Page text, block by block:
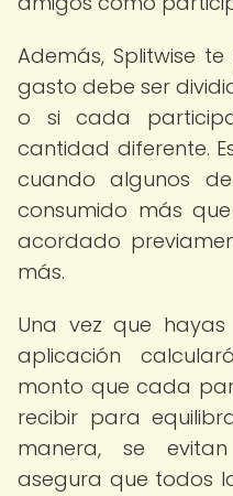
Además, Splitwise
gasto debe ser
o si cada
cantidad diferente.
cuando algunos
consumido más
acordado
más.
Una vez que
aplicación
monto que cada
recibir para
manera, se
asegura que todos